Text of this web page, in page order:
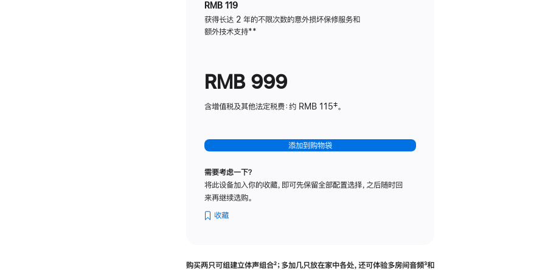
RMB 119
获得长达 2 年的不限次数的意外损坏保修服务和
额外技术支持脚
**
RMB 999
含增值税及其他法定税费：约 RMB 115‡。
添加到购物袋
需要考虑一下？
将此设备加入你的收藏，即可先保留全部配置选择，之后随时回
来再继续选购。
收藏
购买两只可组建立体声组合脚
²；多加几只放在家中各处，还可体验多‍房‍间音频脚
³和